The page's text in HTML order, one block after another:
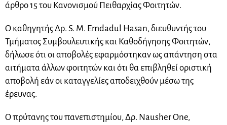
άρθρο 15 του Κανονισμού Πειθαρχίας Φοιτητών.
Ο καθηγητής Δρ. S. M. Emdadul Hasan, διευθυντής του
Τμήματος Συμβουλευτικής και Καθοδήγησης Φοιτητών,
δήλωσε ότι οι αποβολές εφαρμόστηκαν ως απάντηση στα
αιτήματα άλλων φοιτητών και ότι θα επιβληθεί οριστική
αποβολή εάν οι καταγγελίες αποδειχθούν μέσω της
έρευνας.
Ο πρύτανης του πανεπιστημίου, Δρ. Nausher One,